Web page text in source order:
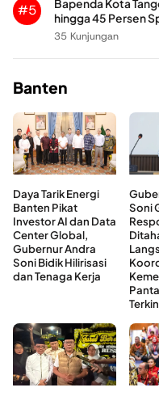
#5
Bapenda Kota
hingga 45 Persen
35 Kunjungan
Banten
Daya Tarik Energi
Banten Pikat
Investor AI dan Data
Center Global,
Gubernur Andra
Soni Bidik Hilirisasi
dan Tenaga Kerja
Soni